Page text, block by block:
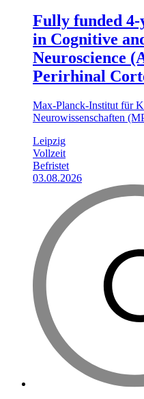
Fully funded 4-
in Cognitive
Neuroscience
Perirhinal
Max-Planck-Institut für
Neurowissenschaften
Leipzig
Vollzeit
Befristet
03.08.2026